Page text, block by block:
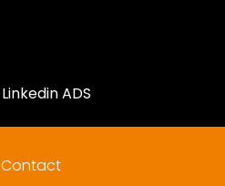
Linkedin ADS
Contact